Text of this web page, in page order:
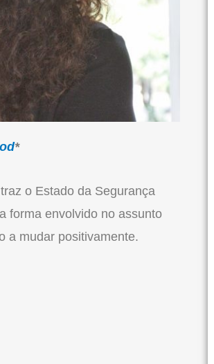
*
o Estado da Segurança
forma envolvido no assunto
a mudar positivamente.